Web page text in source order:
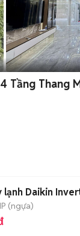
Tầng Thang
lạnh Daikin
(ngựa)